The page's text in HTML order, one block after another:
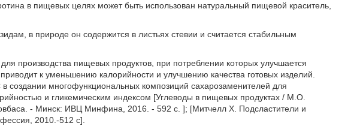
в пищевых целях может быть использован натуральный пищевой краситель,
в природе он содержится в листьях стевии и считается стабильным
производства пищевых продуктов, при потреблении которых улучшается
к уменьшению калорийности и улучшению качества готовых изделий.
создании многофункциональных композиций сахарозаменителей для
и гликемическим индексом [Углеводы в пищевых продуктах / М.О.
- Минск: ИВЦ Минфина, 2016. - 592 с. ]; [Митчелл X. Подсластители и
2010.-512 с].